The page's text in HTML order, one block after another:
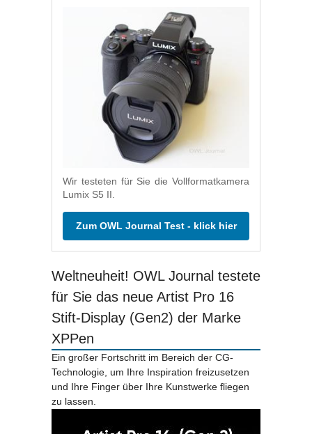
Wir testeten für Sie die Vollformatkamera
Lumix S5 II.
Zum OWL Journal Test - klick hier
Weltneuheit! OWL Journal testete
für Sie das neue Artist Pro 16
Stift-Display (Gen2) der Marke
XPPen
Ein großer Fortschritt im Bereich der CG-
Technologie, um Ihre Inspiration freizusetzen
und Ihre Finger über Ihre Kunstwerke fliegen
zu lassen.